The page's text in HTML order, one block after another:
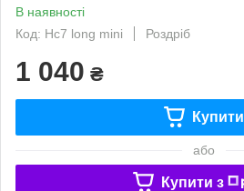
В наявності
Код: Hc7 long mini
Роздріб
1 040 ₴
Купити
або
Купити з